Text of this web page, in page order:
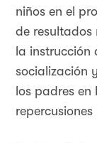
niños en el
de resultados
la instrucción
socialización
los padres